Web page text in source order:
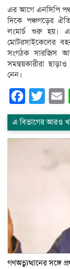
এর আগে এনসিপি
দিকে পঞ্চগড়ের
লংমার্চ শুরু হয়।
মোটরসাইকেলের
সংগঠক সারজিস
সমন্বয়কারীরা
নেন।
এ বিভাগের আরও
গণঅভ্যুত্থানের সঙ্গে